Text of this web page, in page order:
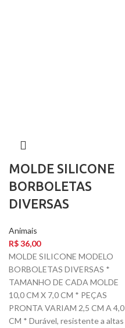
MOLDE SILICONE
BORBOLETAS
DIVERSAS
Animais
R$36,00
MOLDE SILICONE MODELO
BORBOLETAS DIVERSAS *
TAMANHO DE CADA MOLDE
10,0 CM X 7,0 CM * PEÇAS
PRONTA VARIAM 2,5 CM A 4,0
CM * Durável, resistente a altas